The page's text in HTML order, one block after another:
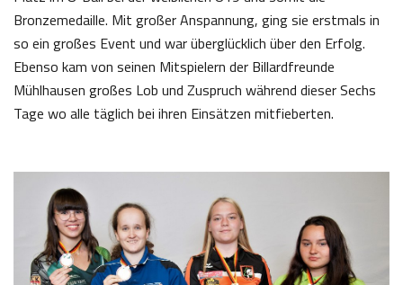
Bronzemedaille. Mit großer Anspannung, ging sie erstmals in
so ein großes Event und war überglücklich über den Erfolg.
Ebenso kam von seinen Mitspielern der Billardfreunde
Mühlhausen großes Lob und Zuspruch während dieser Sechs
Tage wo alle täglich bei ihren Einsätzen mitfieberten.